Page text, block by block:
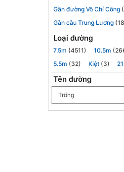
Gần đường Võ Chí Công
Gần cầu Trung Lương
Loại đường
7.5m (4511) 10.5m
5.5m (32) Kiệt (3)
Tên đường